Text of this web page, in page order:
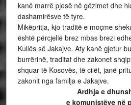
kanë marrë pjesë në gëzimet dhe
dashamirësve të tyre.
Mikëpritja, kjo traditë e moçme
është përcjellë brez mbas brezi
Kullës së Jakajve. Aty kanë gjetur
burrërinë, traditat dhe zakonet
shquar të Kosovës, të cilët, janë
zakonit nga familja e Jakajve.
Ardhja e
e komunistëve në